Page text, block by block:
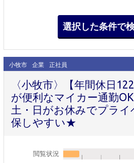
小牧市 企業 正社員
〈小牧市〉【年間休日
が便利なマイカー通勤
土・日がお休みでプライ
保しやすい★
閲覧状況